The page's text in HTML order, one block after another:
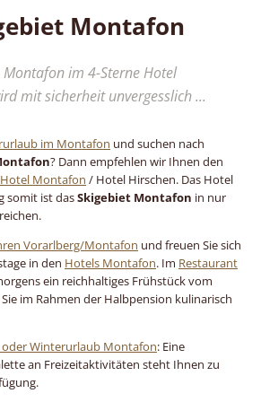
Montafon
im 4-Sterne Hotel
mit sicherheit unvergesslich ...
im Montafon und suchen nach
? Dann empfehlen wir Ihnen den
Montafon / Hotel Hirschen. Das Hotel
somit ist dasSkigebiet Montafon in nur
Vorarlberg/Montafon und freuen Sie sich
in den Hotels Montafon. Im Restaurant
ein reichhaltiges Frühstück vom
im Rahmen der Halbpension kulinarisch
Winterurlaub Montafon: Eine
an Freizeitaktivitäten steht Ihnen zu